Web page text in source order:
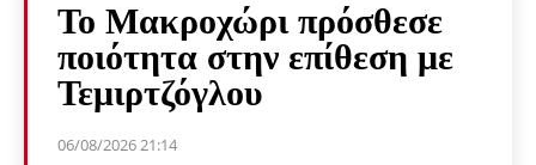
Το Μακροχώρι πρόσθεσε
ποιότητα στην επίθεση με
Τεμιρτζόγλου
06/08/2026 21:14